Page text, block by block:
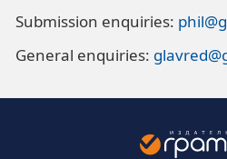
Submission enquiries:
General enquiries: